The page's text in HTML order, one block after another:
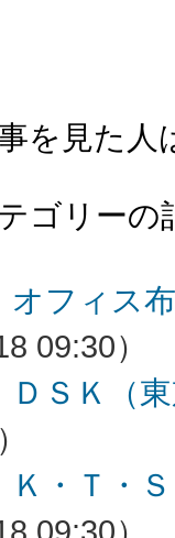
を見た人
ゴリーの
オフィス
09:30）
ＤＳＫ（
Ｋ・Ｔ・